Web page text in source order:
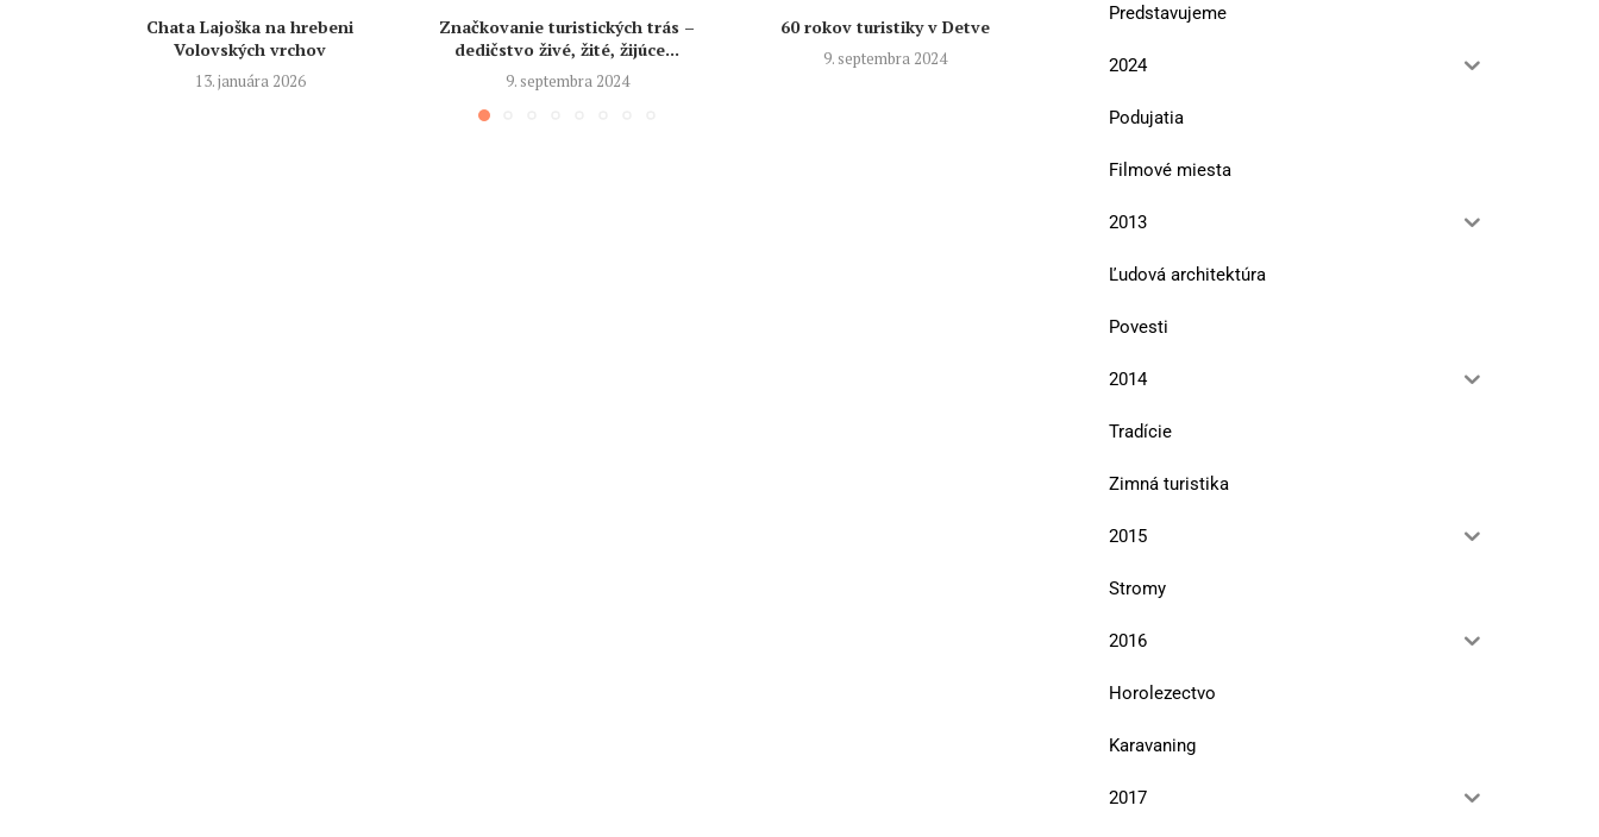
Chata Lajoška na hrebeni
Volovských vrchov
13. januára 2026
Značkovanie turistických trás –
dedičstvo živé, žité, žijúce...
9. septembra 2024
60 rokov turistiky v Detve
9. septembra 2024
Pozvánka do Pavloviec na lesnícky
Predstavujeme
2024
Podujatia
Filmové miesta
2013
Ľudová architektúra
Povesti
2014
Tradície
Zimná turistika
2015
Stromy
2016
Horolezectvo
Karavaning
2017